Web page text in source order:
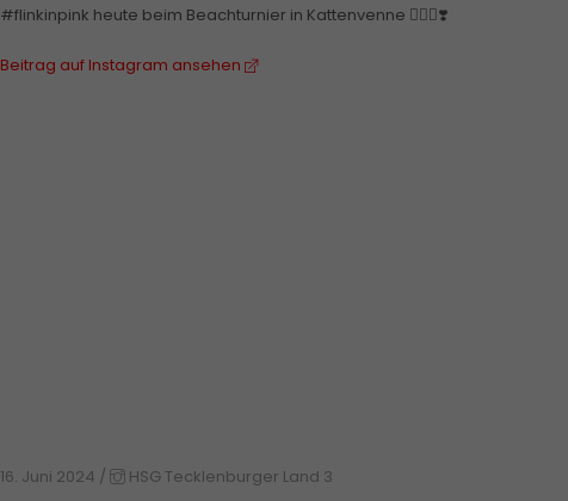
#flinkinpink heute beim Beachturnier in Kattenvenne 🤾🏼‍♀️❣️
Beitrag auf Instagram ansehen
16. Juni 2024 /
HSG Tecklenburger Land 3